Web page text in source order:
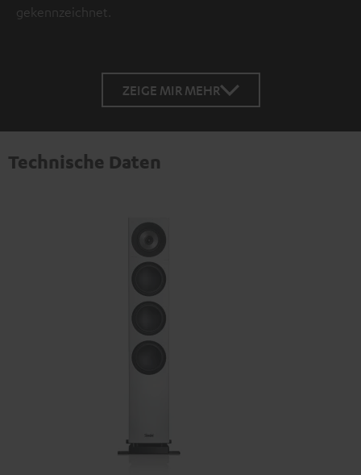
gekennzeichnet.
ZEIGE MIR MEHR
Technische Daten